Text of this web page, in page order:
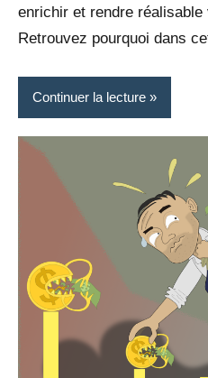
enrichir et rendre
Retrouvez pourquoi dans
Continuer la lecture